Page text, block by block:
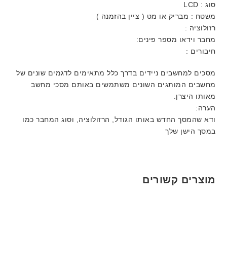
סוג : LCD
משטח : מבריק או מט ( ציין בהזמנה )
רזולוציה :
מחבר וידאו מספר פינים:
חיבורים :
מסכים למחשבים ניידים בדרך כלל מתאימים לדגמים שונים של
מחשבים המותגים השונים משתמשים באותם מסכי מחשב
מאותו היצרן.
הערה:
ודא שהמסך החדש באותו הגודל, הרזולוציה, וסוג המחבר כמו
במסך הישן שלך
מוצרים קשורים